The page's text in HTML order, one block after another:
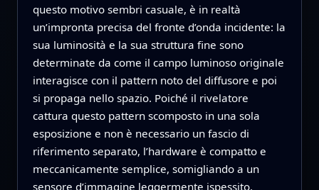
questo motivo sembri casuale, è in realtà
un’impronta precisa del fronte d’onda incidente: la
sua luminosità e la sua struttura fine sono
determinate da come il campo luminoso originale
interagisce con il pattern noto del diffusore e poi
si propaga nello spazio. Poiché il rivelatore
cattura questo pattern scomposto in una sola
esposizione e non è necessario un fascio di
riferimento separato, l’hardware è compatto e
meccanicamente semplice, somigliando a un
sensore d’immagine leggermente ispessito.